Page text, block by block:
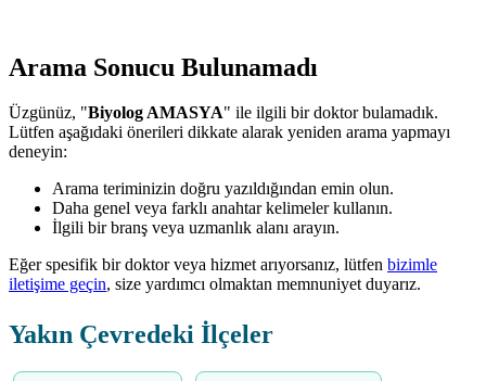
Arama Sonucu Bulunamadı
Üzgünüz, "Biyolog AMASYA" ile ilgili bir doktor bulamadık.
Lütfen aşağıdaki önerileri dikkate alarak yeniden arama yapmayı
deneyin:
Arama teriminizin doğru yazıldığından emin olun.
Daha genel veya farklı anahtar kelimeler kullanın.
İlgili bir branş veya uzmanlık alanı arayın.
Eğer spesifik bir doktor veya hizmet arıyorsanız, lütfen bizimle
iletişime geçin, size yardımcı olmaktan memnuniyet duyarız.
Yakın Çevredeki İlçeler